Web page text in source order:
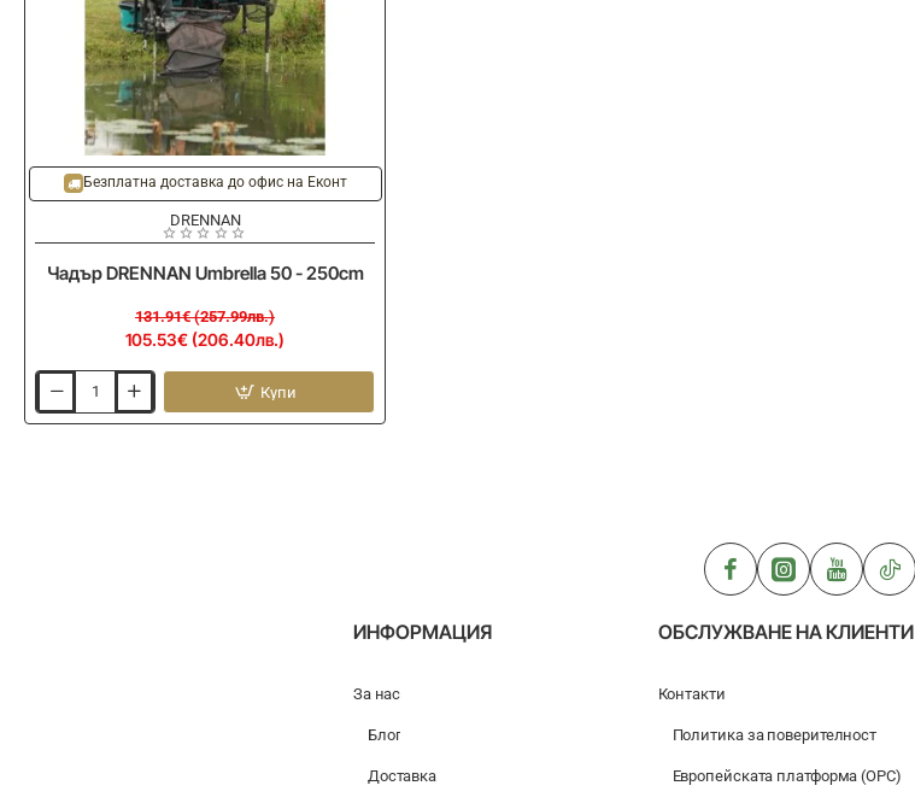
-20%
Безплатна доставка до офис на Еконт
DRENNAN
Чадър DRENNAN Umbrella 50 - 250cm
105.53€ (206.40лв.)
131.91€ (257.99лв.)
DRENNAN
Купи
ИНФОРМАЦИЯ
За нас
Блог
Доставка
ОБСЛУЖВАНЕ НА КЛИЕНТИ
Контакти
Политика за поверителност
Европейската платформа (ОРС)